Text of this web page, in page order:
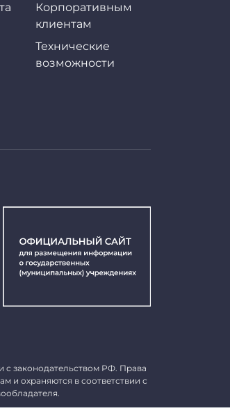
Корпоративным
клиентам
Технические
возможности
с законодательством РФ. Права
и охраняются в соответствии с